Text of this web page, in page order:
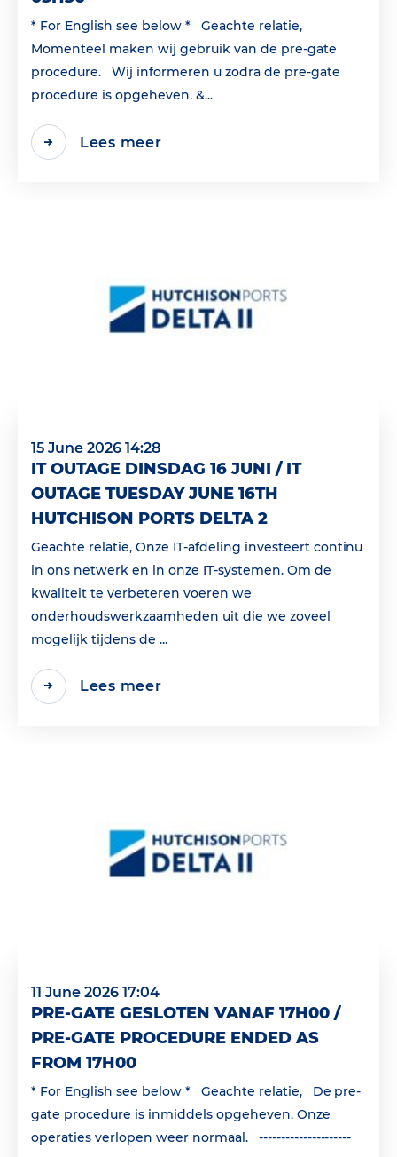
* For English see below * Geachte relatie,
Momenteel maken wij gebruik van de pre-gate
procedure. Wij informeren u zodra de pre-gate
procedure is opgeheven. &...
Lees meer
15 June 2026 14:28
IT OUTAGE DINSDAG 16 JUNI / IT
OUTAGE TUESDAY JUNE 16TH
HUTCHISON PORTS DELTA 2
Geachte relatie, Onze IT-afdeling investeert continu
in ons netwerk en in onze IT-systemen. Om de
kwaliteit te verbeteren voeren we
onderhoudswerkzaamheden uit die we zoveel
mogelijk tijdens de ...
Lees meer
11 June 2026 17:04
PRE-GATE GESLOTEN VANAF 17H00 /
PRE-GATE PROCEDURE ENDED AS
FROM 17H00
* For English see below * Geachte relatie, De pre-
gate procedure is inmiddels opgeheven. Onze
operaties verlopen weer normaal. ---------------------